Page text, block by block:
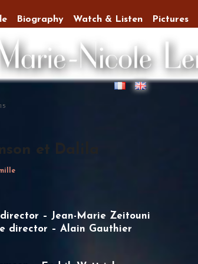
et Dalila
– Jean-Marie Zeitouni
director – Alain Gauthier
Biography Watch & Listen Pictures